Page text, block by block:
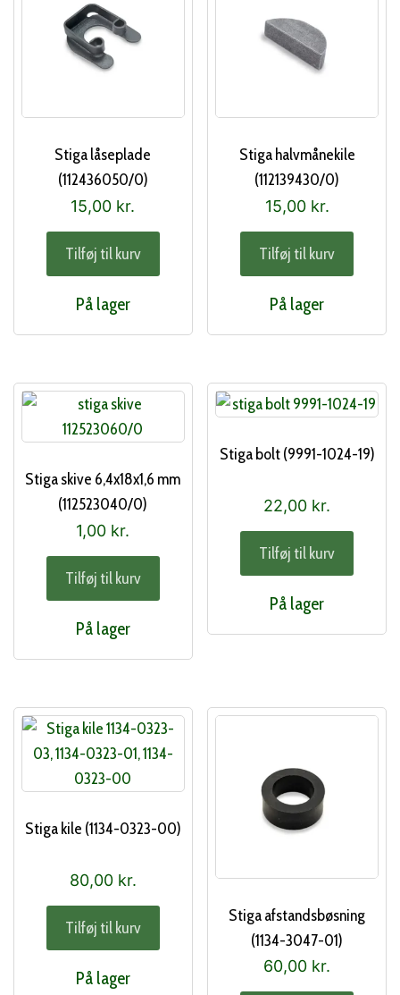
Stiga låseplade
(112436050/0)
15,00 kr.
Tilføj til kurv
På lager
Stiga halvmånekile
(112139430/0)
15,00 kr.
Tilføj til kurv
På lager
Stiga skive 6,4x18x1,6 mm
(112523040/0)
1,00 kr.
Tilføj til kurv
På lager
Stiga bolt (9991-1024-19)
22,00 kr.
Tilføj til kurv
På lager
Stiga kile (1134-0323-00)
80,00 kr.
Tilføj til kurv
På lager
Stiga afstandsbøsning
(1134-3047-01)
60,00 kr.